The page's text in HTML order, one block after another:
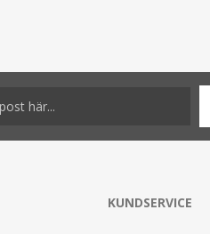
KUNDSERVICE